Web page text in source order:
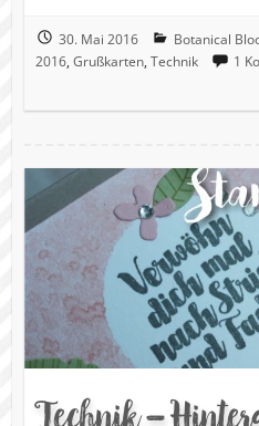
30. Mai 2016 Botanical
2016, Grußkarten, Technik 1
Technik –